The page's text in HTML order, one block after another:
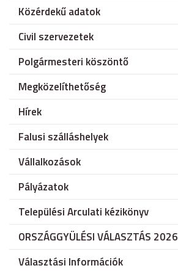
Közérdekű adatok
Civil szervezetek
Polgármesteri köszöntő
Megközelíthetőség
Hírek
Falusi szálláshelyek
Vállalkozások
Pályázatok
Települési Arculati kézikönyv
ORSZÁGGYÜLÉSI VÁLASZTÁS 2026
Választási Információk